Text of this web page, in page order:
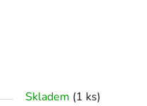
Skladem (1 ks)